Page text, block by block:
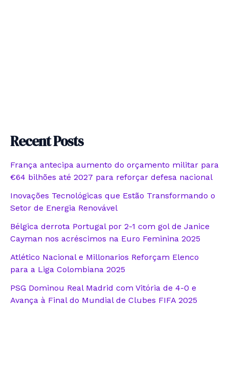
Recent Posts
França antecipa aumento do orçamento militar para
€64 bilhões até 2027 para reforçar defesa nacional
Inovações Tecnológicas que Estão Transformando o
Setor de Energia Renovável
Bélgica derrota Portugal por 2-1 com gol de Janice
Cayman nos acréscimos na Euro Feminina 2025
Atlético Nacional e Millonarios Reforçam Elenco
para a Liga Colombiana 2025
PSG Dominou Real Madrid com Vitória de 4-0 e
Avança à Final do Mundial de Clubes FIFA 2025